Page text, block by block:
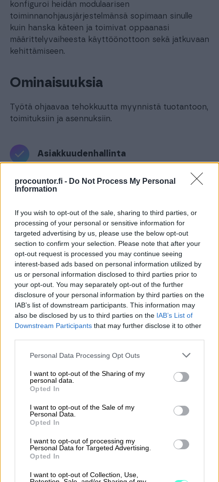
procountor.fi - Do Not Process My Personal
Information
If you wish to opt-out of the sale, sharing to third parties, or
processing of your personal or sensitive information for
targeted advertising by us, please use the below opt-out
section to confirm your selection. Please note that after your
opt-out request is processed you may continue seeing
interest-based ads based on personal information utilized by
us or personal information disclosed to third parties prior to
your opt-out. You may separately opt-out of the further
disclosure of your personal information by third parties on the
IAB’s list of downstream participants. This information may
also be disclosed by us to third parties on the IAB’s List of
Downstream Participants that may further disclose it to other
Please note that this website/app uses one or more Google
not limited to your visit or usage behaviour. You may click to
grant or deny consent to Google and its third-party tags to
use your data for below specified purposes in below Google
consent section.
Personal Data Processing Opt Outs
I want to opt-out of the Sharing of my
personal data.
Opted In
I want to opt-out of the Sale of my
Personal Data.
Opted In
I want to opt-out of processing my
Personal Data for Targeted Advertising.
Opted In
I want to opt-out of Collection, Use,
konfiguroi heidän modulaarisen
toiminnanohjausjärjestelmänsä sopimaan sinulle
kuin hanska käteen ja toimivat oppaanasi
määrittelyvaiheesta käyttöönottoon sekä jatkuvaan
kehittämiseen.
Ominaisuuksia
Työtä ohjaavaa tehokkuutta myynnistä tuotantoon,
toimituksiin ja asennuksiin.
Asiakkuudenhallinta
Tarjouslaskenta ja tilausten hallinta
Nimikkeet ja varastonhallinta
Valmistus ja tuotannonohjaus
Toimitusten aikataulutus ja ajankäytön
hallinta
Reklamaatiot ja aftersales
Asiakaskokemuksia
käyttöönoton myötä tietynlainen
ammattimaistuminen.” Tärkeitä hyötyjä
ollut muun muassa tietojen ja käytäntöjen